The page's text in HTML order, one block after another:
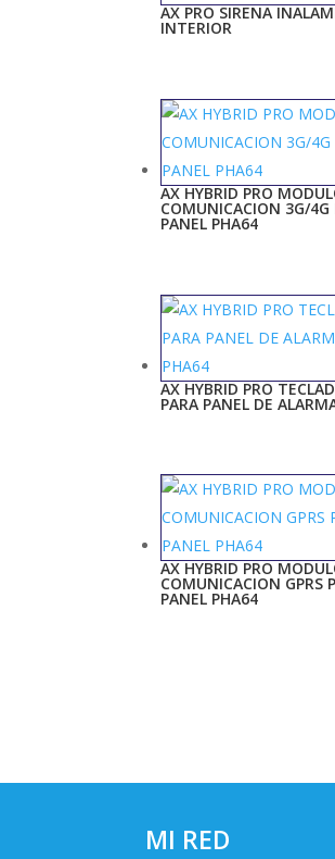
AX PRO SIRENA
INTERIOR
AX HYBRID PRO
COMUNICACION 3G/4G
PANEL PHA64
AX HYBRID PRO
PARA PANEL DE
AX HYBRID PRO
COMUNICACION GPRS
PANEL PHA64
MI RED